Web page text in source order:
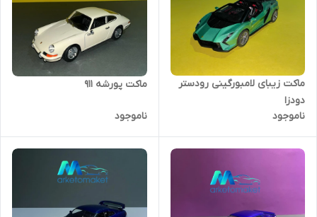
ماکت زیبای لامبورگینی رودستر
دودزا
ناموجود
ماکت پورشه ۹۱۱
ناموجود